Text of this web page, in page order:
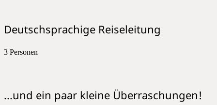
Deutschsprachige Reiseleitung
3 Personen
...und ein paar kleine Überraschungen!